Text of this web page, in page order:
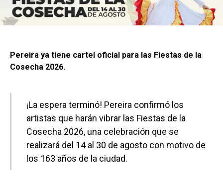
Pereira ya tiene cartel oficial para las Fiestas de la
Cosecha 2026.
¡La espera terminó! Pereira confirmó los
artistas que harán vibrar las Fiestas de la
Cosecha 2026, una celebración que se
realizará del 14 al 30 de agosto con motivo de
los 163 años de la ciudad.